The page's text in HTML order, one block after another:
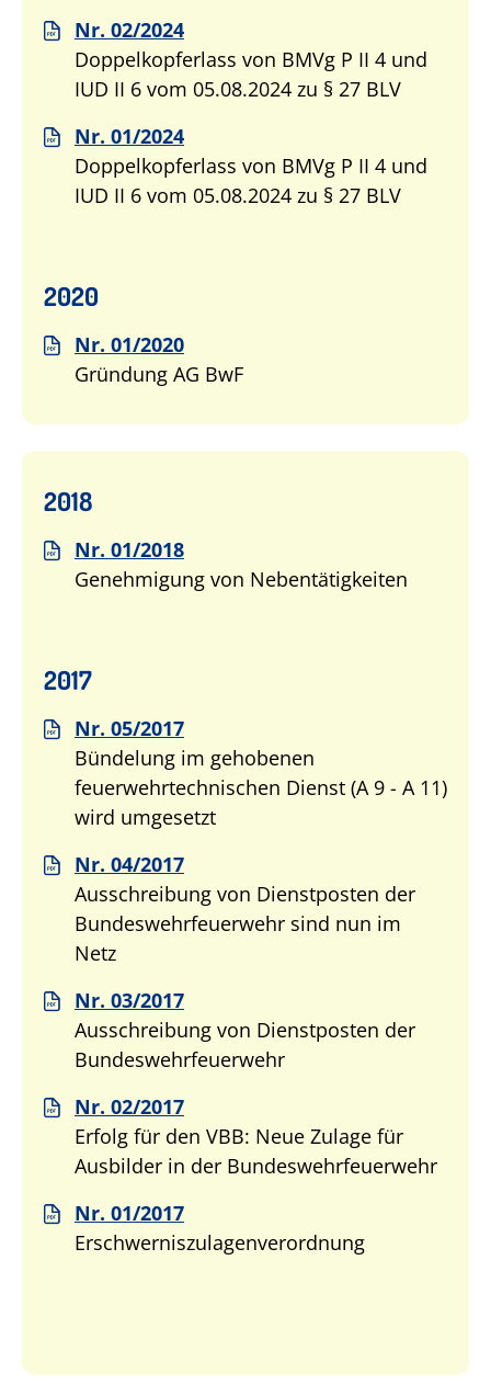
Nr. 02/2024
Doppelkopferlass von BMVg P II 4 und
IUD II 6 vom 05.08.2024 zu § 27 BLV
Nr. 01/2024
Doppelkopferlass von BMVg P II 4 und
IUD II 6 vom 05.08.2024 zu § 27 BLV
2020
Nr. 01/2020
Gründung AG BwF
2018
Nr. 01/2018
Genehmigung von Nebentätigkeiten
2017
Nr. 05/2017
Bündelung im gehobenen
feuerwehrtechnischen Dienst (A 9 - A 11)
wird umgesetzt
Nr. 04/2017
Ausschreibung von Dienstposten der
Bundeswehrfeuerwehr sind nun im
Netz
Nr. 03/2017
Ausschreibung von Dienstposten der
Bundeswehrfeuerwehr
Nr. 02/2017
Erfolg für den VBB: Neue Zulage für
Ausbilder in der Bundeswehrfeuerwehr
Nr. 01/2017
Erschwerniszulagenverordnung